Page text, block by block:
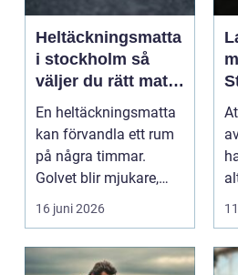
Heltäckningsmatta
i stockholm så
väljer du rätt matta
till hem och kontor
En heltäckningsmatta
kan förvandla ett rum
på några timmar.
Golvet blir mjukare,
ljudnivån sjunker o...
16 juni 2026